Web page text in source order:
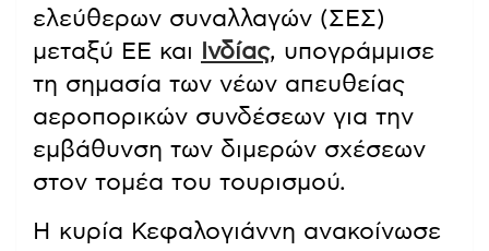
ελεύθερων συναλλαγών (ΣΕΣ)
μεταξύ ΕΕ και
Ινδίας, υπογράμμισε
τη σημασία των νέων απευθείας
αεροπορικών συνδέσεων για την
εμβάθυνση των διμερών σχέσεων
στον τομέα του τουρισμού.
Η κυρία Κεφαλογιάννη ανακοίνωσε